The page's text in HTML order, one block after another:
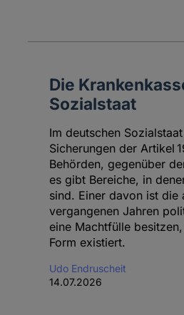
Die
Sozialstaat
Im deutschen
Sicherungen der Artikel
Behörden, gegenüber
es gibt Bereiche, in
sind. Einer davon ist die
vergangenen Jahren
eine Machtfülle
Form existiert.
Udo Endruscheit
14.07.2026